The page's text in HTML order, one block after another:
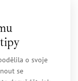
o svoje
se